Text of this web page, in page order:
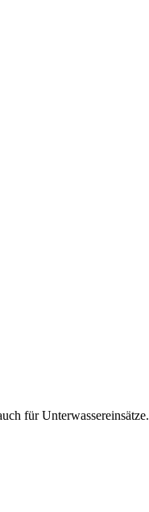
für Unterwassereinsätze.